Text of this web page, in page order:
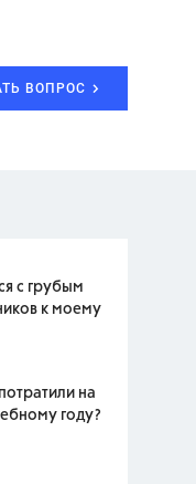
ВОПРОС
с грубым
к моему
на
году?